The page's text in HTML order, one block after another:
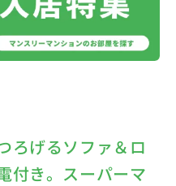
ろげるソファ＆ロ
付き。スーパーマ